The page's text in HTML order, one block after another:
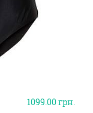
1099.00грн.